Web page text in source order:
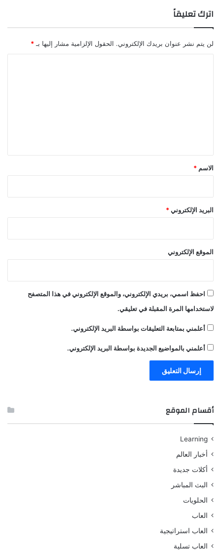
اترك تعليقاً
لن يتم نشر عنوان بريدك الإلكتروني. الحقول الإلزامية مشار إليها بـ *
*
الاسم *
البريد الإلكتروني *
الموقع الإلكتروني
احفظ اسمي، بريدي الإلكتروني، والموقع الإلكتروني في هذا المتصفح
لاستخدامها المرة المقبلة في تعليقي.
أعلمني بمتابعة التعليقات بواسطة البريد الإلكتروني.
أعلمني بالمواضيع الجديدة بواسطة البريد الإلكتروني.
أقسام الموقع
Learning
أخبار العالم
أكلات جديدة
البث المباشر
الحلويات
العاب
العاب استراتيجية
العاب تسلية